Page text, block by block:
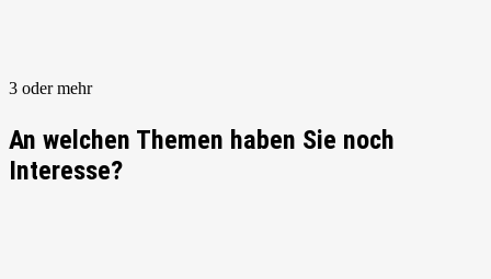
3 oder mehr
An welchen Themen haben Sie noch
Interesse?